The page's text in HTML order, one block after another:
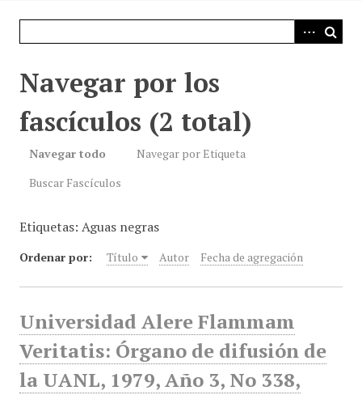
Navegar por los
fascículos (2 total)
Navegar todo
Navegar por Etiqueta
Buscar Fascículos
Etiquetas: Aguas negras
Ordenar por: Título Autor Fecha de agregación
Universidad Alere Flammam
Veritatis: Órgano de difusión de
la UANL, 1979, Año 3, No 338,